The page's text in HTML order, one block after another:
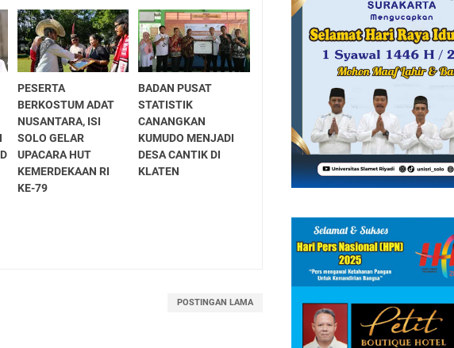
PESERTA
BERKOSTUM ADAT
NUSANTARA, ISI
SOLO GELAR
UPACARA HUT
KEMERDEKAAN RI
KE-79
BADAN PUSAT
STATISTIK
CANANGKAN
KUMUDO MENJADI
DESA CANTIK DI
KLATEN
POSTINGAN LAMA